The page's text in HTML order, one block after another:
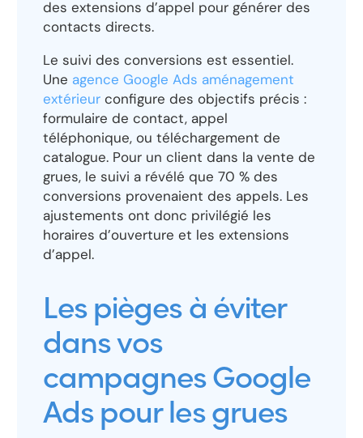
des extensions d’appel pour générer des
contacts directs.
Le suivi des conversions est essentiel.
Une agence Google Ads aménagement
extérieur configure des objectifs précis :
formulaire de contact, appel
téléphonique, ou téléchargement de
catalogue. Pour un client dans la vente de
grues, le suivi a révélé que 70 % des
conversions provenaient des appels. Les
ajustements ont donc privilégié les
horaires d’ouverture et les extensions
d’appel.
Les pièges à éviter
dans vos
campagnes Google
Ads pour les grues